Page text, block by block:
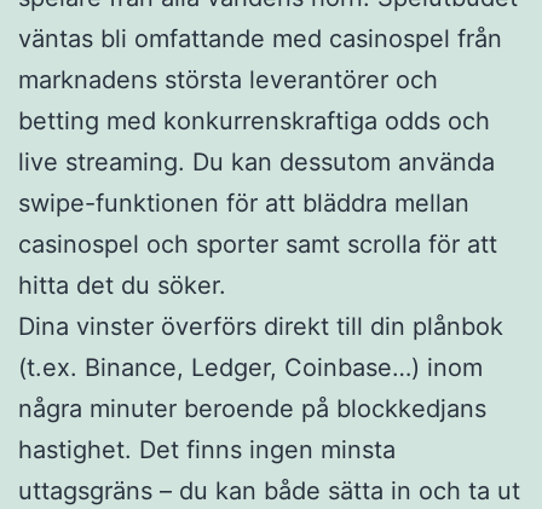
väntas bli omfattande med casinospel från
marknadens största leverantörer och
betting med konkurrenskraftiga odds och
live streaming. Du kan dessutom använda
swipe-funktionen för att bläddra mellan
casinospel och sporter samt scrolla för att
hitta det du söker.
Dina vinster överförs direkt till din plånbok
(t.ex. Binance, Ledger, Coinbase…) inom
några minuter beroende på blockkedjans
hastighet. Det finns ingen minsta
uttagsgräns – du kan både sätta in och ta ut